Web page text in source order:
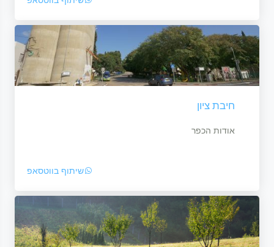
חיבת ציון
אודות הכפר
שיתוף בווטסאפ